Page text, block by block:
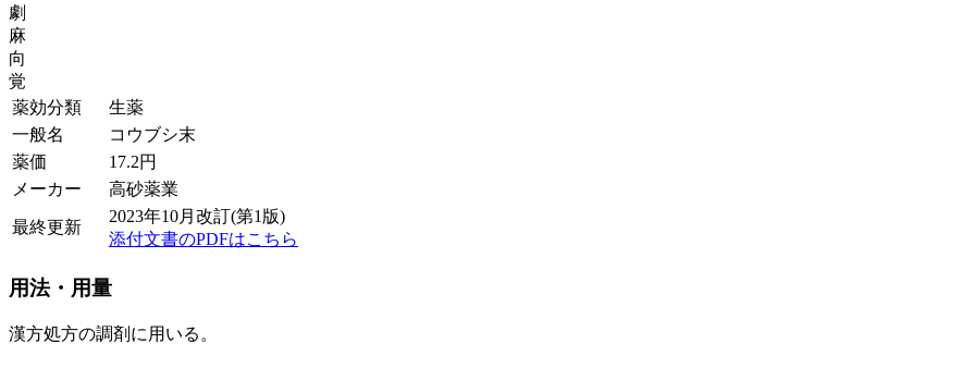
劇
麻
向
覚
薬効分類
生薬
一般名
コウブシ末
薬価
17.2円
メーカー
高砂薬業
最終更新
2023年10月改訂(第1版)
添付文書のPDFはこちら
用法・用量
漢方処方の調剤に用いる。